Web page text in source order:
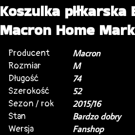
Koszulka piłkarska
Macron Home
Producent
Macron
Rozmiar
M
Długość
74
Szerokość
52
Sezon / rok
2015/16
Stan
Bardzo dobry
Wersja
Fanshop